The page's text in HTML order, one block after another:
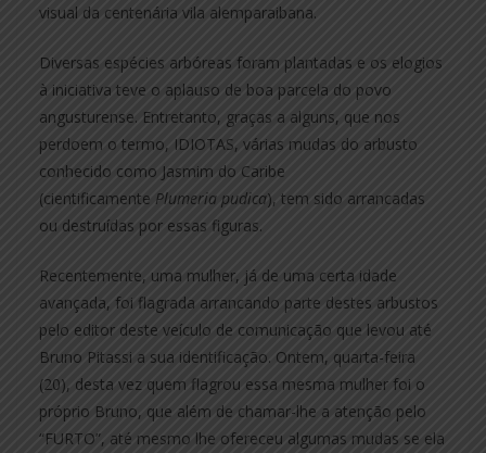
visual da centenária vila alemparaibana.
Diversas espécies arbóreas foram plantadas e os elogios
à iniciativa teve o aplauso de boa parcela do povo
angusturense. Entretanto, graças a alguns, que nos
perdoem o termo, IDIOTAS, várias mudas do arbusto
conhecido como Jasmim do Caribe
(cientificamente Plumeria pudica), tem sido arrancadas
ou destruídas por essas figuras.
Recentemente, uma mulher, já de uma certa idade
avançada, foi flagrada arrancando parte destes arbustos
pelo editor deste veículo de comunicação que levou até
Bruno Pitassi a sua identificação. Ontem, quarta-feira
(20), desta vez quem flagrou essa mesma mulher foi o
próprio Bruno, que além de chamar-lhe a atenção pelo
“FURTO”, até mesmo lhe ofereceu algumas mudas se ela